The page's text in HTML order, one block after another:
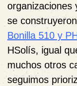
organizaciones
se
Bonilla 510 y
HSolís, igual
muchos otros
seguimos